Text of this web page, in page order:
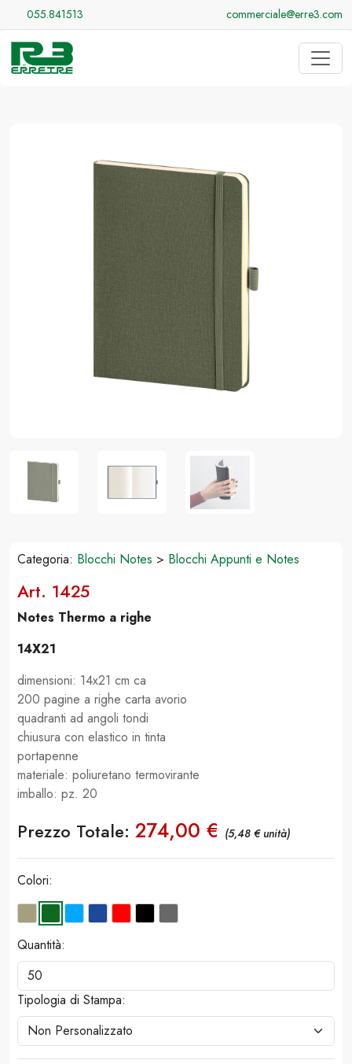
055.841513 commerciale@erre3.com
Categoria: Blocchi Notes > Blocchi Appunti e Notes
Art. 1425
Notes Thermo a righe
14X21
dimensioni: 14x21 cm ca
200 pagine a righe carta avorio
quadranti ad angoli tondi
chiusura con elastico in tinta
portapenne
materiale: poliuretano termovirante
imballo: pz. 20
Prezzo Totale: 274,00 € (5,48 € unità)
Colori:
Quantità:
Tipologia di Stampa: